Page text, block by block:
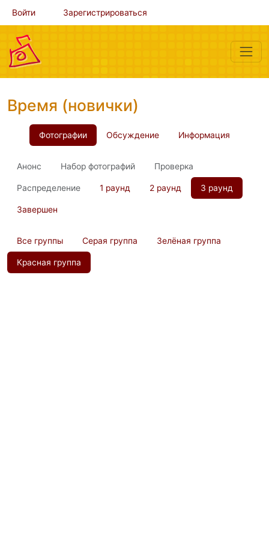
Войти Зарегистрироваться
Время (новички)
Фотографии Обсуждение Информация
Анонс Набор фотографий Проверка
Распределение 1 раунд 2 раунд 3 раунд
Завершен
Все группы Серая группа Зелёная группа
Красная группа